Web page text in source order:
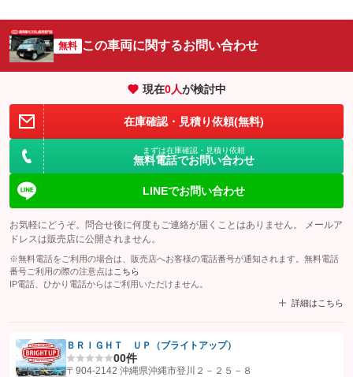
無料 この車両に関するお問い合わせ
現在0人が検討中
在庫確認・見積り依頼(無料)
まずは在庫確認・見積り依頼
無料電話でお問い合わせ
LINEでお問い合わせ
お気軽にどうぞ。問合せ後に何度もご連絡が届くことはありません。 メールア
ドレスは販売店に公開されません。
※無料電話をご利用の場合は、販売店へお客様の電話番号が通知されます。無料電話
番号ご利用の際の注意点は こちら
IP電話、ひかり電話からはご利用いただけません。
詳細はこちら
【STEP1】認証画面でグーネットを友だち追加してから「許可する」ボタンを押
ＢＲＩＧＨＴ ＵＰ（ブライトアップ）
00件
〒904-2142 沖縄県沖縄市登川２－２５－８